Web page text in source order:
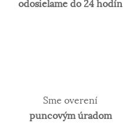
odosielame do 24 hodín
Sme overení
puncovým úradom